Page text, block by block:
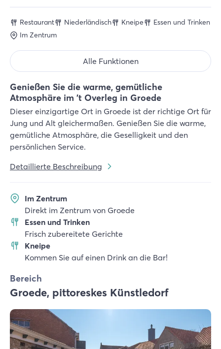
Genießen Sie die warme, gemütliche
Atmosphäre im 't Overleg in Groede
Dieser einzigartige Ort in Groede ist der richtige Ort für
Jung und Alt gleichermaßen. Genießen Sie die warme,
gemütliche Atmosphäre, die Geselligkeit und den
persönlichen Service.
Detaillierte Beschreibung
Im Zentrum
Direkt im Zentrum von Groede
Essen und Trinken
Frisch zubereitete Gerichte
Kneipe
Kommen Sie auf einen Drink an die Bar!
Restaurant Niederländisch Kneipe
Essen und Trinken
Im Zentrum
Alle Funktionen
Bereich
Groede, pittoreskes Künstledorf